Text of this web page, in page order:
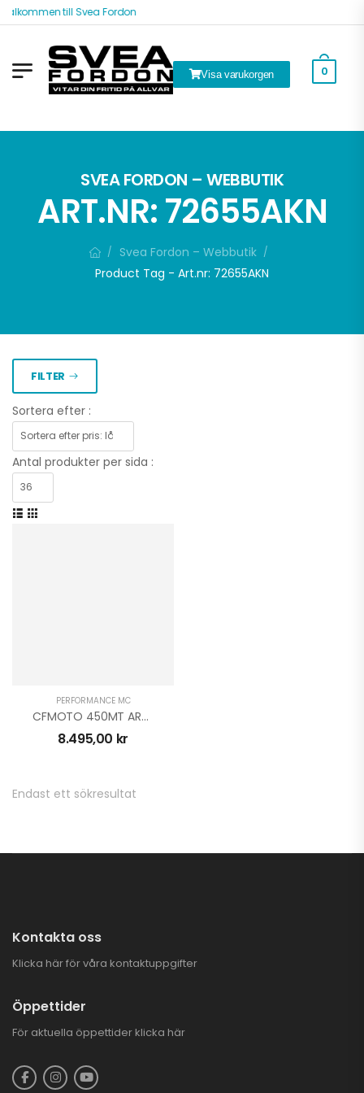
till Svea Fordon
Visa varukorgen 0
SVEA FORDON – WEBBUTIK
ART.NR: 72655AKN
/ Svea Fordon – Webbutik /
Product Tag - Art.nr: 72655AKN
25.900,00
GOES TERROX 1000
FILTER
Sortera efter :
Antal produkter per sida :
PERFORMANCE MC
CFMOTO 450MT ARROW SLIP-ON INDY RACE EVO
8.495,00 kr
Endast ett sökresultat
Kontakta oss
Klicka här för våra kontaktuppgifter
Öppettider
För aktuella öppettider klicka här